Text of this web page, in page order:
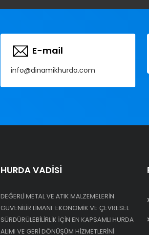
E-mail
info@dinamikhurda.com
HURDA VADISI
DEĞERLI METAL VE ATIK MALZEMELERIN
GÜVENILIR LIMANI. EKONOMIK VE ÇEVRESEL
SÜRDÜRÜLEBILIRLIK IÇIN EN KAPSAMLI HURDA
ALIMI VE GERI DÖNÜŞÜM HIZMETLERINI